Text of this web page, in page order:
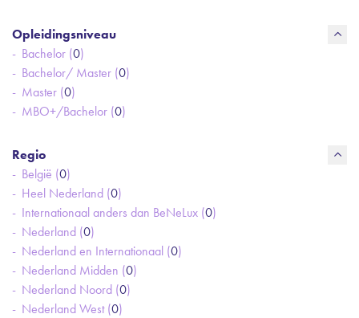
Opleidingsniveau
Bachelor (0)
Bachelor/ Master (0)
Master (0)
MBO+/Bachelor (0)
Regio
België (0)
Heel Nederland (0)
Internationaal anders dan BeNeLux (0)
Nederland (0)
Nederland en Internationaal (0)
Nederland Midden (0)
Nederland Noord (0)
Nederland West (0)